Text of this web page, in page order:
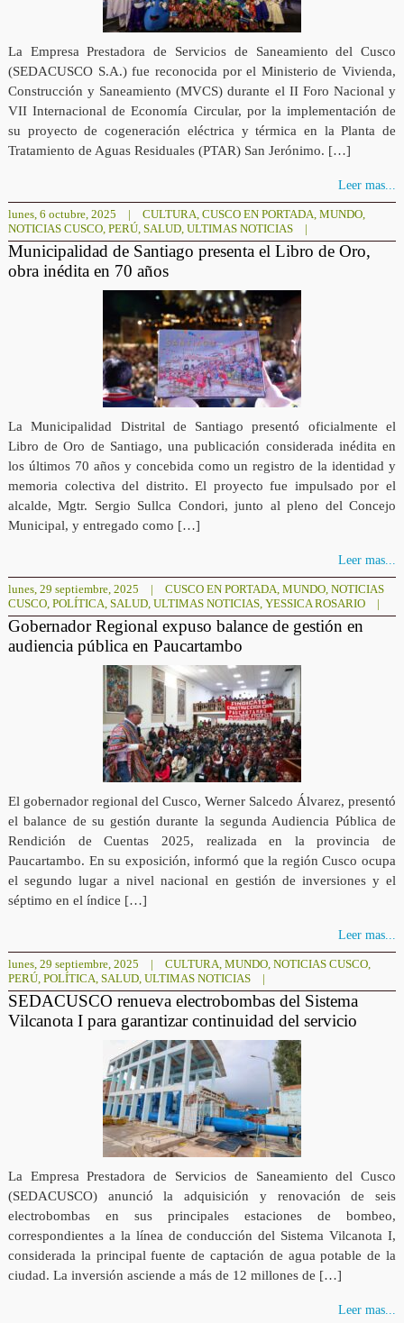
La Empresa Prestadora de Servicios de Saneamiento del Cusco
(SEDACUSCO S.A.) fue reconocida por el Ministerio de Vivienda,
Construcción y Saneamiento (MVCS) durante el II Foro Nacional y
VII Internacional de Economía Circular, por la implementación de
su proyecto de cogeneración eléctrica y térmica en la Planta de
Tratamiento de Aguas Residuales (PTAR) San Jerónimo. […]
Leer mas...
lunes, 6 octubre, 2025 | CULTURA, CUSCO EN PORTADA, MUNDO,
NOTICIAS CUSCO, PERÚ, SALUD, ULTIMAS NOTICIAS |
Municipalidad de Santiago presenta el Libro de Oro,
obra inédita en 70 años
La Municipalidad Distrital de Santiago presentó oficialmente el
Libro de Oro de Santiago, una publicación considerada inédita en
los últimos 70 años y concebida como un registro de la identidad y
memoria colectiva del distrito. El proyecto fue impulsado por el
alcalde, Mgtr. Sergio Sullca Condori, junto al pleno del Concejo
Municipal, y entregado como […]
Leer mas...
lunes, 29 septiembre, 2025 | CUSCO EN PORTADA, MUNDO, NOTICIAS
CUSCO, POLÍTICA, SALUD, ULTIMAS NOTICIAS, YESSICA ROSARIO |
Gobernador Regional expuso balance de gestión en
audiencia pública en Paucartambo
El gobernador regional del Cusco, Werner Salcedo Álvarez, presentó
el balance de su gestión durante la segunda Audiencia Pública de
Rendición de Cuentas 2025, realizada en la provincia de
Paucartambo. En su exposición, informó que la región Cusco ocupa
el segundo lugar a nivel nacional en gestión de inversiones y el
séptimo en el índice […]
Leer mas...
lunes, 29 septiembre, 2025 | CULTURA, MUNDO, NOTICIAS CUSCO,
PERÚ, POLÍTICA, SALUD, ULTIMAS NOTICIAS |
SEDACUSCO renueva electrobombas del Sistema
Vilcanota I para garantizar continuidad del servicio
La Empresa Prestadora de Servicios de Saneamiento del Cusco
(SEDACUSCO) anunció la adquisición y renovación de seis
electrobombas en sus principales estaciones de bombeo,
correspondientes a la línea de conducción del Sistema Vilcanota I,
considerada la principal fuente de captación de agua potable de la
ciudad. La inversión asciende a más de 12 millones de […]
Leer mas...